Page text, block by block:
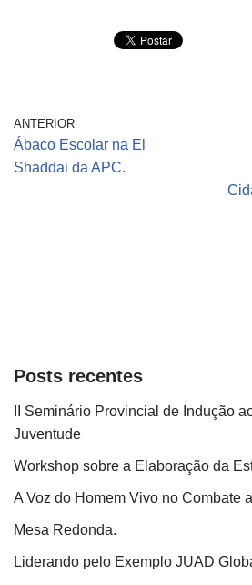
ANTERIOR
Ábaco Escolar na El
Shaddai da APC.
Posts recentes
II Seminário Provincial de Indução
Juventude
Workshop sobre a Elaboração da
A Voz do Homem Vivo no Combate
Mesa Redonda.
Liderando pelo Exemplo JUAD